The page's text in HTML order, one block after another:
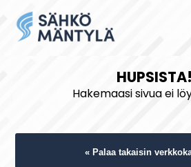
HUPSISTA!
Hakemaasi sivua ei
« Palaa takaisin